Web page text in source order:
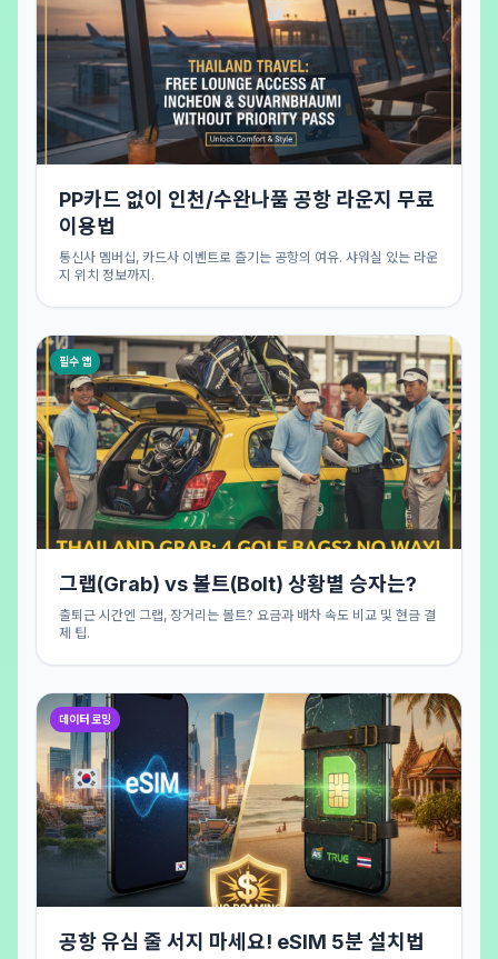
PP카드 없이 인천/수완나품 공항 라운지 무료
이용법
통신사 멤버십, 카드사 이벤트로 즐기는 공항의 여유. 샤워실 있는 라운
지 위치 정보까지.
필수 앱
그랩(Grab) vs 볼트(Bolt) 상황별 승자는?
출퇴근 시간엔 그랩, 장거리는 볼트? 요금과 배차 속도 비교 및 현금 결
제 팁.
데이터 로밍
공항 유심 줄 서지 마세요! eSIM 5분 설치법